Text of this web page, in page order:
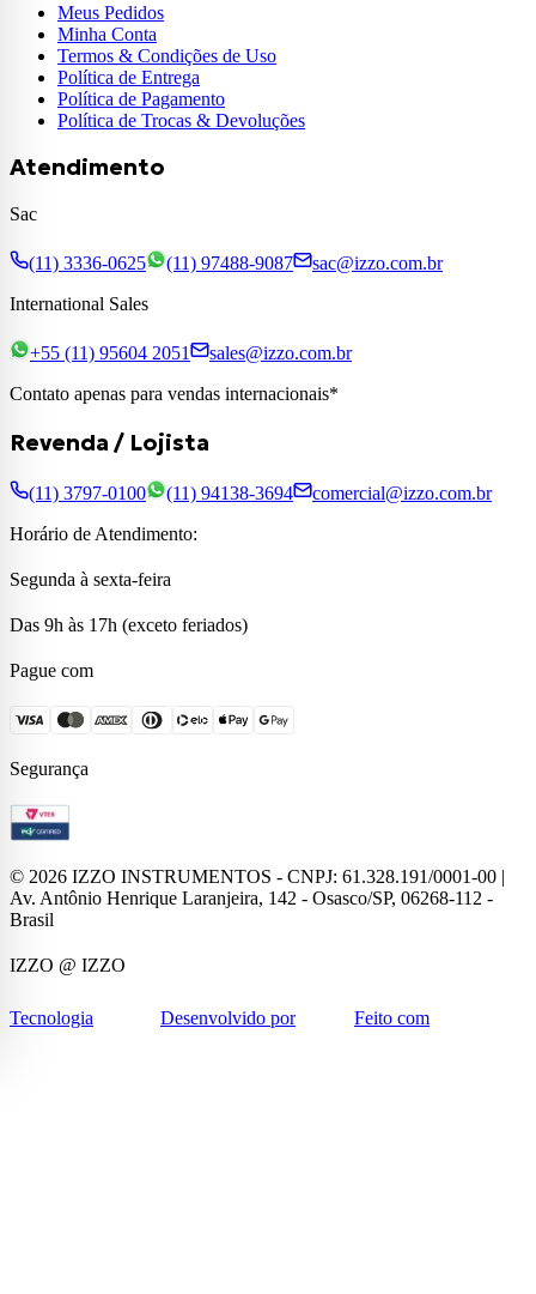
Meus Pedidos
Minha Conta
Termos & Condições de Uso
Política de Entrega
Política de Pagamento
Política de Trocas & Devoluções
Atendimento
Sac
(11) 3336-0625 (11) 97488-9087
sac@izzo.com.br
International Sales
+55 (11) 95604 2051
sales@izzo.com.br
Contato apenas para vendas internacionais*
Revenda / Lojista
(11) 3797-0100 (11) 94138-3694
comercial@izzo.com.br
Horário de Atendimento:
Segunda à sexta-feira
Das 9h às 17h (exceto feriados)
Pague com
Segurança
© 2026 IZZO INSTRUMENTOS - CNPJ: 61.328.191/0001-00 |
Av. Antônio Henrique Laranjeira, 142 - Osasco/SP, 06268-112 -
Brasil
IZZO @ IZZO
Tecnologia Desenvolvido por Feito com